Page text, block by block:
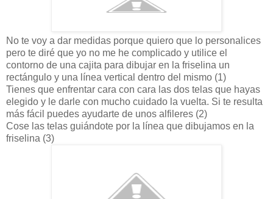
No te voy a dar medidas porque quiero que lo personalices
pero te diré que yo no me he complicado y utilice el
contorno de una cajita para dibujar en la friselina un
rectángulo y una línea vertical dentro del mismo (1)
Tienes que enfrentar cara con cara las dos telas que hayas
elegido y le darle con mucho cuidado la vuelta. Si te resulta
más fácil puedes ayudarte de unos alfileres (2)
Cose las telas guiándote por la línea que dibujamos en la
friselina (3)